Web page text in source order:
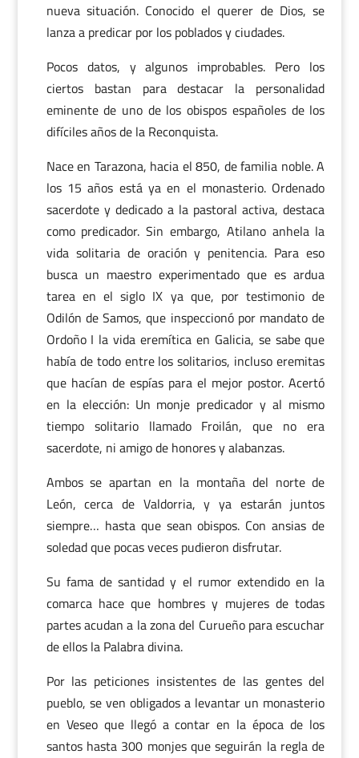
nueva situación. Conocido el querer de Dios, se
lanza a predicar por los poblados y ciudades.
Pocos datos, y algunos improbables. Pero los
ciertos bastan para destacar la personalidad
eminente de uno de los obispos españoles de los
difíciles años de la Reconquista.
Nace en Tarazona, hacia el 850, de familia noble. A
los 15 años está ya en el monasterio. Ordenado
sacerdote y dedicado a la pastoral activa, destaca
como predicador. Sin embargo, Atilano anhela la
vida solitaria de oración y penitencia. Para eso
busca un maestro experimentado que es ardua
tarea en el siglo IX ya que, por testimonio de
Odilón de Samos, que inspeccionó por mandato de
Ordoño I la vida eremítica en Galicia, se sabe que
había de todo entre los solitarios, incluso eremitas
que hacían de espías para el mejor postor. Acertó
en la elección: Un monje predicador y al mismo
tiempo solitario llamado Froilán, que no era
sacerdote, ni amigo de honores y alabanzas.
Ambos se apartan en la montaña del norte de
León, cerca de Valdorria, y ya estarán juntos
siempre… hasta que sean obispos. Con ansias de
soledad que pocas veces pudieron disfrutar.
Su fama de santidad y el rumor extendido en la
comarca hace que hombres y mujeres de todas
partes acudan a la zona del Curueño para escuchar
de ellos la Palabra divina.
Por las peticiones insistentes de las gentes del
pueblo, se ven obligados a levantar un monasterio
en Veseo que llegó a contar en la época de los
santos hasta 300 monjes que seguirán la regla de